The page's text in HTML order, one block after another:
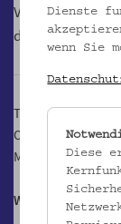
die ganze
Teilnahme
Ohne Anmeldung
Mit Spielbereich
Workshops
Dienste
wenn Sie
Diese